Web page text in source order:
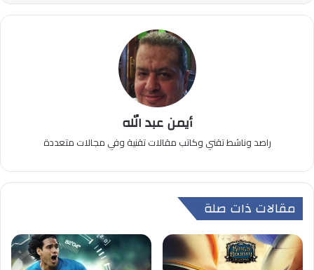
أيمن عبد الله
راصد وناشط تقني وكاتب مقالات تقنية وفي مجالات متعددة
مقالات ذات صلة